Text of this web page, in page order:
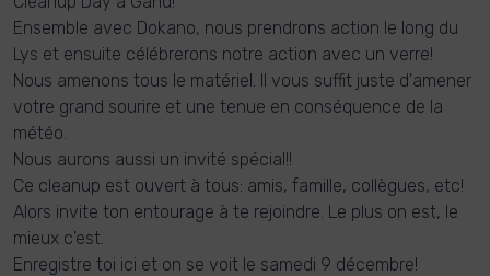
Ensemble avec Dokano, nous prendrons action le long du
Lys et ensuite célébrerons notre action avec un verre!
Nous amenons tous le matériel. Il vous suffit juste d'amener
votre grand sourire et une tenue en conséquence de la
météo.
Nous aurons aussi un invité spécial!!
Ce cleanup est ouvert à tous: amis, famille, collègues, etc!
Alors invite ton entourage à te rejoindre. Le plus on est, le
mieux c'est.
Enregistre toi ici et on se voit le samedi 9 décembre!